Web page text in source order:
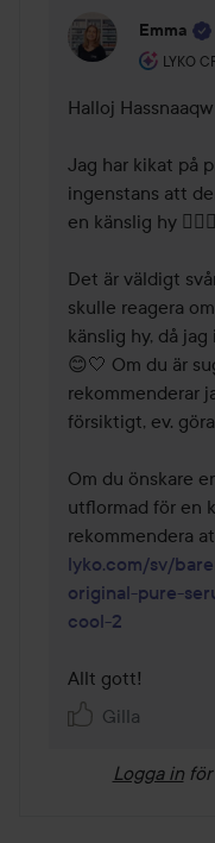
Emma
LYKO
Halloj
Jag har kikat på
ingenstans att
en känslig hy 🕵🏼‍♀️
Det är väldigt
skulle reagera
känslig hy, då
😊🤍 Om du är
rekommenderar
försiktigt, ev.
Om du önskare
utflormad för en
lyko.com/sv/
original-pure-
cool-2
Allt gott!
Gilla
Logga in